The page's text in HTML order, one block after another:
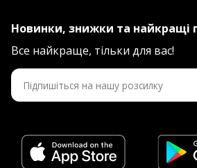
Новинки, знижки та найкращі
Все найкраще, тільки для вас!